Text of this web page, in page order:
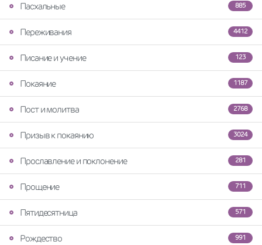
885
Пасхальные
4412
Переживания
123
Писание и учение
1187
Покаяние
2768
Пост и молитва
3024
Призыв к покаянию
281
Прославление и поклонение
711
Прощение
571
Пятидесятница
991
Рождество